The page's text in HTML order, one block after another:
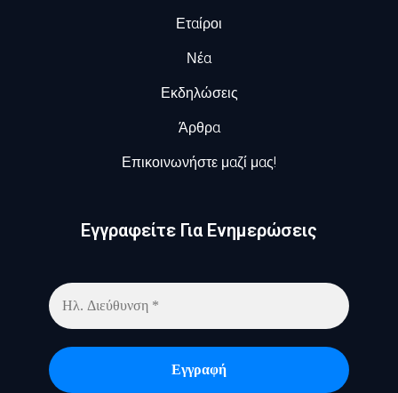
Εταίροι
Νέα
Εκδηλώσεις
Άρθρα
Επικοινωνήστε μαζί μας!
Εγγραφείτε Για Ενημερώσεις​